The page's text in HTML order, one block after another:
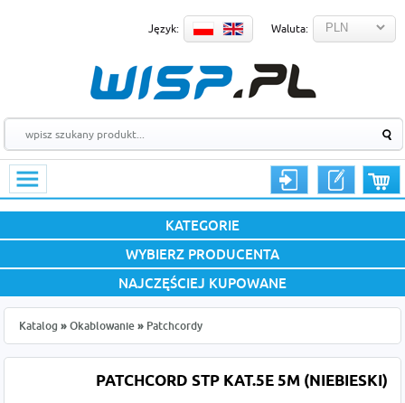
Język: Waluta:
KATEGORIE
WYBIERZ PRODUCENTA
NAJCZĘŚCIEJ KUPOWANE
Katalog » Okablowanie » Patchcordy
PATCHCORD STP KAT.5E 5M (NIEBIESKI)